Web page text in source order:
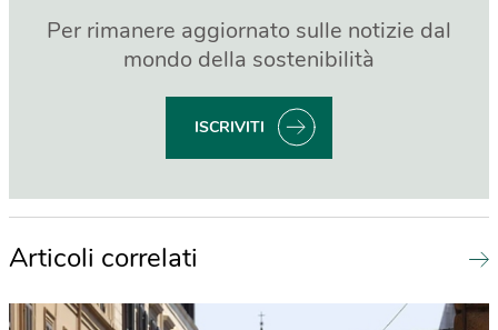
Per rimanere aggiornato sulle notizie dal
mondo della sostenibilità
ISCRIVITI
Articoli correlati